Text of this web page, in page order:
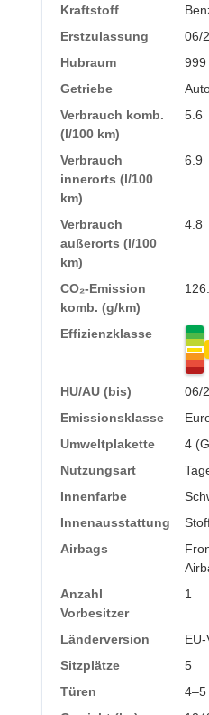
Kraftstoff
Erstzulassung
06/
Hubraum
999
Getriebe
Verbrauch komb.
(l/100 km)
5.6
Verbrauch
innerorts (l/100
km)
6.9
Verbrauch
außerorts (l/100
km)
4.8
CO₂-Emission
komb. (g/km)
Effizienzklasse
HU/AU (bis)
06/
Emissionsklasse
Umweltplakette
4
Nutzungsart
Innenfarbe
Innenausstattung
Airbags
Anzahl
Vorbesitzer
1
Länderversion
Sitzplätze
5
Türen
4–5